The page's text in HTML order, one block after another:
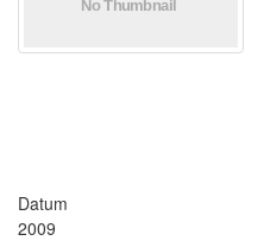
Datum
2009